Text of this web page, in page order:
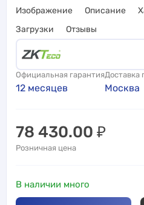
Изображение Описание
Загрузки
Отзывы
Официальная гарантия
12 месяцев
Доставка
Москва
78 430.00 ₽
Розничная цена
В наличии много